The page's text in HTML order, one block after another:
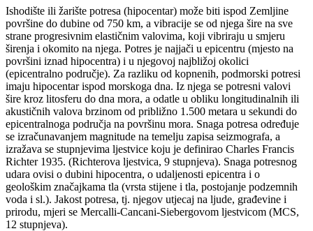
Ishodište ili žarište potresa (hipocentar) može biti ispod Zemljine
površine do dubine od 750 km, a vibracije se od njega šire na sve
strane progresivnim elastičnim valovima, koji vibriraju u smjeru
širenja i okomito na njega. Potres je najjači u epicentru (mjesto na
površini iznad hipocentra) i u njegovoj najbližoj okolici
(epicentralno područje). Za razliku od kopnenih, podmorski potresi
imaju hipocentar ispod morskoga dna. Iz njega se potresni valovi
šire kroz litosferu do dna mora, a odatle u obliku longitudinalnih ili
akustičnih valova brzinom od približno 1.500 metara u sekundi do
epicentralnoga područja na površinu mora. Snaga potresa određuje
se izračunavanjem magnitude na temelju zapisa seizmografa, a
izražava se stupnjevima ljestvice koju je definirao Charles Francis
Richter 1935. (Richterova ljestvica, 9 stupnjeva). Snaga potresnog
udara ovisi o dubini hipocentra, o udaljenosti epicentra i o
geološkim značajkama tla (vrsta stijene i tla, postojanje podzemnih
voda i sl.). Jakost potresa, tj. njegov utjecaj na ljude, građevine i
prirodu, mjeri se Mercalli-Cancani-Siebergovom ljestvicom (MCS,
12 stupnjeva).